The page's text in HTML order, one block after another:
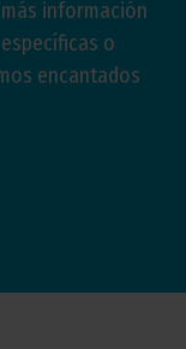
información
o
encantados